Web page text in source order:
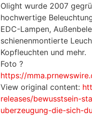
Olight wurde 2007
hochwertige
EDC-Lampen,
schienenmontierte
Kopfleuchten und mehr.
Foto ?
https://
View original content:
releases/bewusstsein-
uberzeugung-die-sich-